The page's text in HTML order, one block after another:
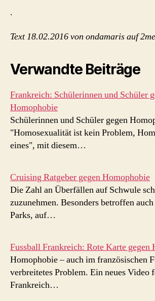
.
Text 18.02.2016 von ondamaris auf
Verwandte Beiträge
Frankreich: Schülerinnen und Schüler
Homophobie
Schülerinnen und Schüler gegen
"Homosexualität ist kein Problem,
eines", mit diesem…
Cruising Ratgeber gegen Homophobie
Die Zahl an Überfällen auf Schwule
zuzunehmen. Besonders betroffen
Parks, auf…
Fussball Frankreich: Rote Karte gegen
Homophobie – auch im französischen
verbreitetes Problem. Ein neues Video
Frankreich…